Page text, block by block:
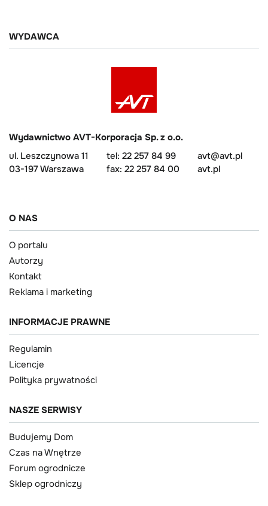
WYDAWCA
Wydawnictwo AVT-Korporacja Sp. z o.o.
ul. Leszczynowa 11
03-197 Warszawa
tel: 22 257 84 99
fax: 22 257 84 00
avt@avt.pl
avt.pl
O NAS
O portalu
Autorzy
Kontakt
Reklama i marketing
INFORMACJE PRAWNE
Regulamin
Licencje
Polityka prywatności
NASZE SERWISY
Budujemy Dom
Czas na Wnętrze
Forum ogrodnicze
Sklep ogrodniczy